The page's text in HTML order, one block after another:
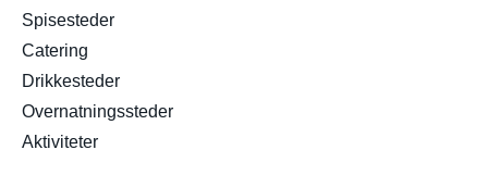
Spisesteder
Catering
Drikkesteder
Overnatningssteder
Aktiviteter